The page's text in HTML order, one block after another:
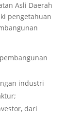
Asli Daerah
pengetahuan
industri
dari